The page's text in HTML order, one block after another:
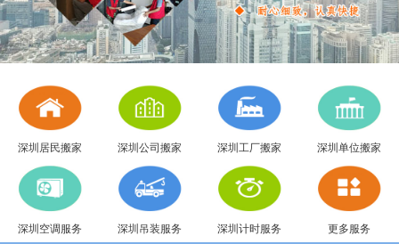
深圳居民搬家 深圳公司搬家 深圳工厂搬家 深圳单位搬家
深圳空调服务 深圳吊装服务 深圳计时服务 更多服务